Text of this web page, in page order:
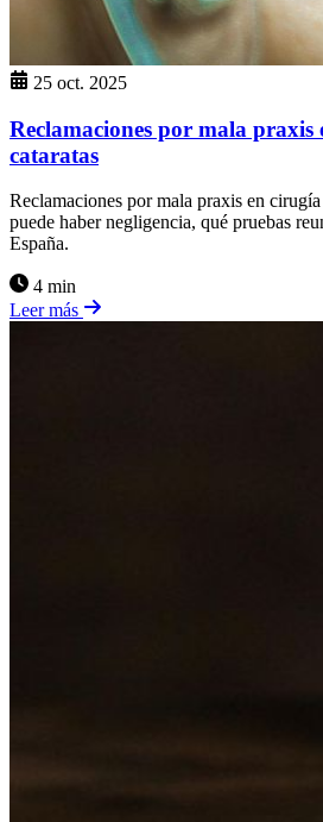
25 oct. 2025
Reclamaciones por mala praxis
cataratas
Reclamaciones por mala praxis en
puede haber negligencia, qué pruebas
España.
4 min
Leer más